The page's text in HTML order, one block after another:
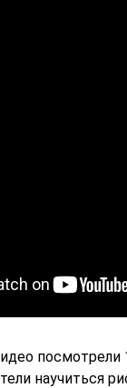
посмотрели
научиться